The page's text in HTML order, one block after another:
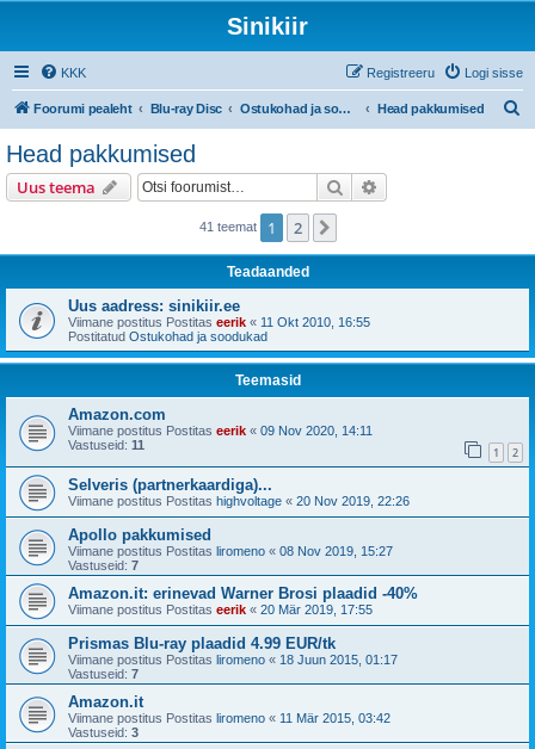
Sinikiir
KKK Logi sisse
Registreeru
Foorumi pealeht Blu-ray Disc Ostukohad ja soodukad Head pakkumised
Head pakkumised
Uus teema Otsi
41 teemat 1 2
Teadaanded
Uus aadress: sinikiir.ee
Viimane postitus Postitas eerik « 11 Okt 2010, 16:55
Postitatud Ostukohad ja soodukad
Teemasid
Amazon.com
Viimane postitus Postitas eerik « 09 Nov 2020, 14:11
Vastuseid: 11 1 2
Selveris (partnerkaardiga)...
Viimane postitus Postitas highvoltage « 20 Nov 2019, 22:26
Apollo pakkumised
Viimane postitus Postitas liromeno « 08 Nov 2019, 15:27
Vastuseid: 7
Amazon.it: erinevad Warner Brosi plaadid -40%
Viimane postitus Postitas eerik « 20 Mär 2019, 17:55
Prismas Blu-ray plaadid 4.99 EUR/tk
Viimane postitus Postitas liromeno « 18 Juun 2015, 01:17
Vastuseid: 7
Amazon.it
Viimane postitus Postitas liromeno « 11 Mär 2015, 03:42
Vastuseid: 3